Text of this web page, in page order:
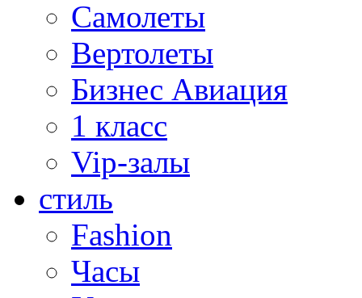
Самолеты
Вертолеты
Бизнес Авиация
1 класс
Vip-залы
стиль
Fashion
Часы